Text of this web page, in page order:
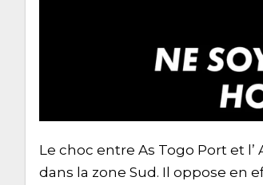
Le choc entre As Togo Port et
dans la zone Sud. Il oppose en